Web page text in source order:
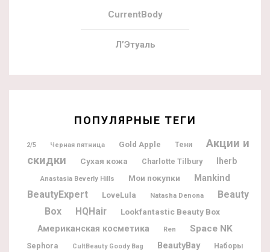
CurrentBody
Л’Этуаль
ПОПУЛЯРНЫЕ ТЕГИ
2/5 Черная пятница Gold Apple Тени
Акции и
скидки
Сухая кожа Charlotte Tilbury Iherb
Anastasia Beverly Hills Мои покупки Mankind
BeautyExpert LoveLula Natasha Denona
Beauty
Box
HQHair
Lookfantastic Beauty Box
Американская косметика
Ren Space NK
Sephora CultBeauty Goody Bag BeautyBay
Наборы